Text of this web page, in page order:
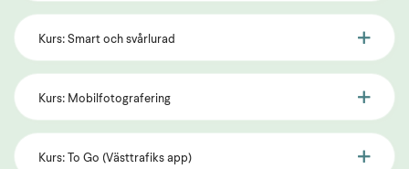
Kurs: Smart och svårlurad
Kurs: Mobilfotografering
Kurs: To Go (Västtrafiks app)